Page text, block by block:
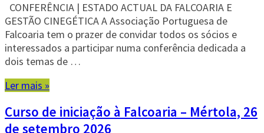
CONFERÊNCIA | ESTADO ACTUAL DA FALCOARIA E
GESTÃO CINEGÉTICA A Associação Portuguesa de
Falcoaria tem o prazer de convidar todos os sócios e
interessados a participar numa conferência dedicada a
dois temas de …
Ler mais »
Curso de iniciação à Falcoaria – Mértola, 26
de setembro 2026